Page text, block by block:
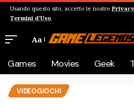
Usando questo sito, accetto le nostre
Termini d'Uso.
Aa
Games Movies Geek
VIDEOGIOCHI